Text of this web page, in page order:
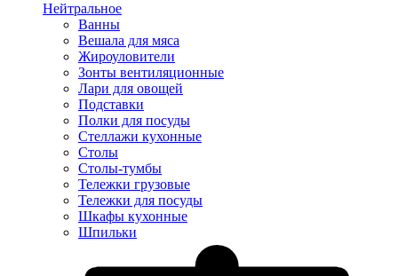
Нейтральное
Ванны
Вешала для мяса
Жироуловители
Зонты вентиляционные
Лари для овощей
Подставки
Полки для посуды
Стеллажи кухонные
Столы
Столы-тумбы
Тележки грузовые
Тележки для посуды
Шкафы кухонные
Шпильки